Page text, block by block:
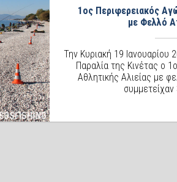
1ος Περιφερειακός
με Φελλό
Την Κυριακή 19 Ιανουαρίου
Παραλία της Κινέτας ο
Αθλητικής Αλιείας με